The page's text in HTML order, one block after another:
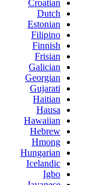
Croatian
Dutch
Estonian
Filipino
Finnish
Frisian
Galician
Georgian
Gujarati
Haitian
Hausa
Hawaiian
Hebrew
Hmong
Hungarian
Icelandic
Igbo